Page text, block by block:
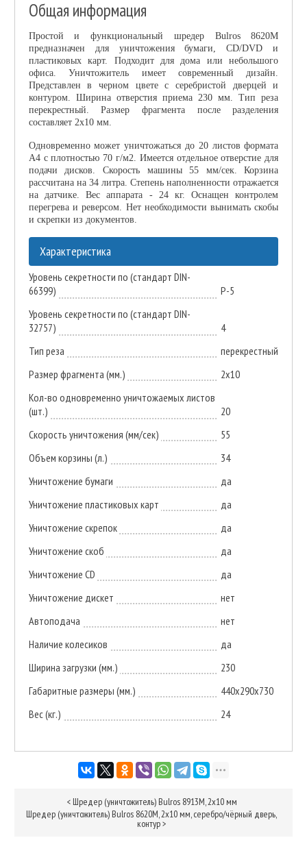
Общая информация
Простой и функциональный шредер Bulros 8620M
предназначен для уничтожения бумаги, CD/DVD и
пластиковых карт. Подходит для дома или небольшого
офиса. Уничтожитель имеет современный дизайн.
Представлен в черном цвете с серебристой дверцей и
контуром. Ширина отверстия приема 230 мм. Тип реза
перекрестный. Размер фрагмента после разделения
составляет 2х10 мм.
Одновременно может уничтожаться до 20 листов формата
А4 с плотностью 70 г/м2. Имеется отдельное отверстие для
подачи дисков. Скорость машины 55 мм/сек. Корзина
рассчитана на 34 литра. Степень наполненности отражается
на датчике. Вес аппарата - 24 кг. Оснащен контролем
перегрева и реверсом. Нет необходимости вынимать скобы
и скрепки из документов.
Характеристика
Уровень секретности по (стандарт DIN-
66399)
P-5
Уровень секретности по (стандарт DIN-
32757)
4
Тип реза
перекрестный
Размер фрагмента (мм.)
2х10
Кол-во одновременно уничтожаемых листов
(шт.)
20
Скорость уничтожения (мм/сек)
55
Объем корзины (л.)
34
Уничтожение бумаги
да
Уничтожение пластиковых карт
да
Уничтожение скрепок
да
Уничтожение скоб
да
Уничтожение CD
да
Уничтожение дискет
нет
Автоподача
нет
Наличие колесиков
да
Ширина загрузки (мм.)
230
Габаритные размеры (мм.)
440х290х730
Вес (кг.)
24
< Шредер (уничтожитель) Bulros 8913M, 2х10 мм
Шредер (уничтожитель) Bulros 8620M, 2х10 мм, серебро/чёрный дверь,
контур>